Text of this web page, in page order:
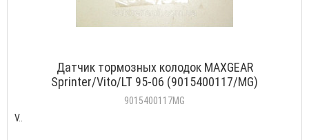
Датчик тормозных колодок MAXGEAR
Sprinter/Vito/LT 95-06 (9015400117/MG)
9015400117MG
V..